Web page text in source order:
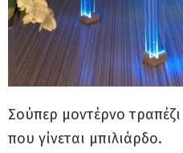
Σούπερ μοντέρνο
που γίνεται μπιλιάρδο.